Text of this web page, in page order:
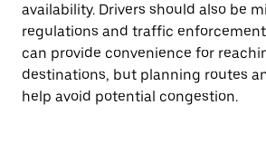
availability. Drivers should also be
regulations and traffic
can provide convenience for
destinations, but planning routes
help avoid potential congestion.